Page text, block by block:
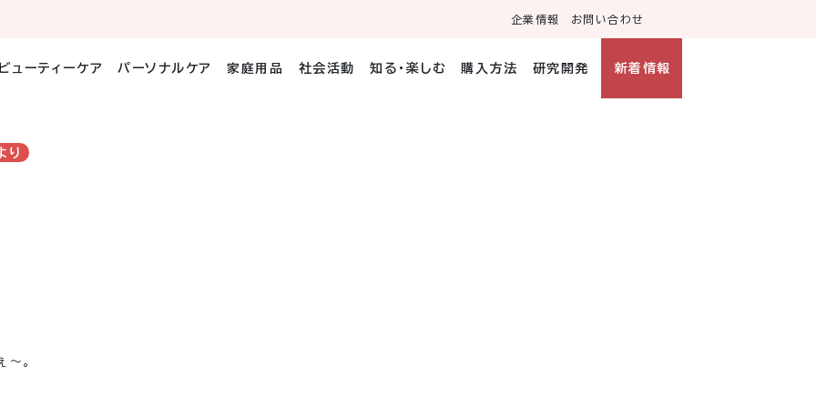
企業情報 お問い合わせ
ューティーケア パーソナルケア 家庭用品 社会活動 知る・楽しむ 購入方法 研究開発 新着情報
り
。